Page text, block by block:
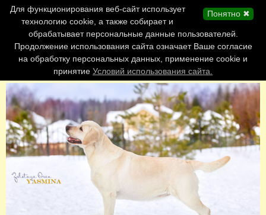
Главная страница
Обновления сайта
Контакты
Персоналии
Форум
Понятно ✖
Для функционирования веб-сайт использует
технологию cookie, а также собирает и
обрабатывает персональные данные пользователей.
Продолжение использования сайта означает Ваше согласие
на обработку персональных данных, применение cookie и
принятие Условий использования сайта.